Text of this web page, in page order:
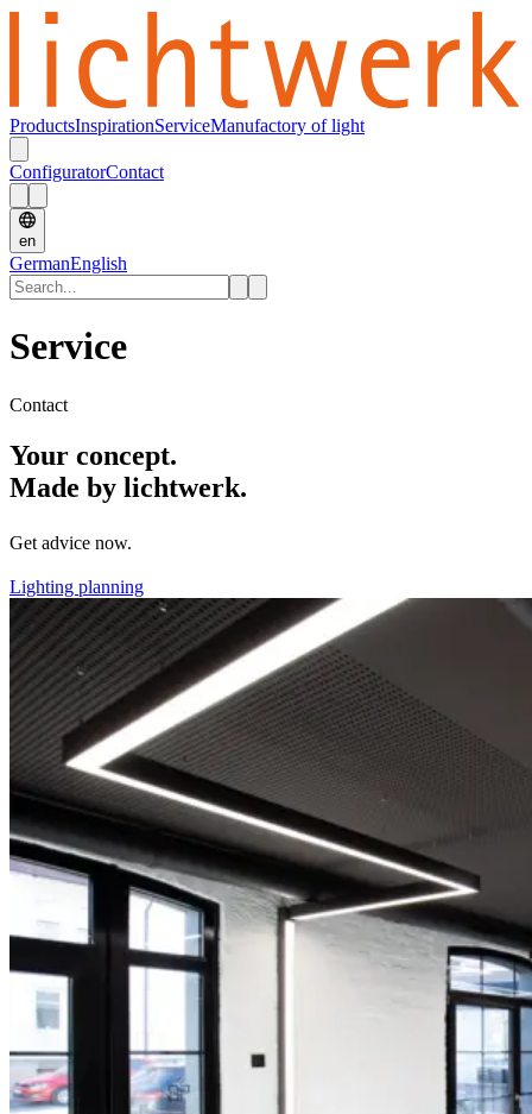
ProductsInspirationServiceManufactory of light
ConfiguratorContact
en
GermanEnglish
Service
Contact
Your concept.
Made by lichtwerk.
Get advice now.
Lighting planning